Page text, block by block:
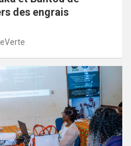
des engrais